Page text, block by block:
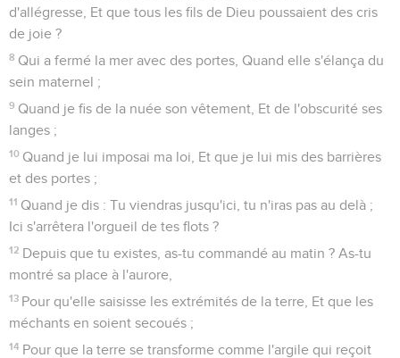
d'allégresse, Et que tous les fils de Dieu poussaient des cris
de joie ?
8 Qui a fermé la mer avec des portes, Quand elle s'élança du
sein maternel ;
9 Quand je fis de la nuée son vêtement, Et de l'obscurité ses
langes ;
10 Quand je lui imposai ma loi, Et que je lui mis des barrières
et des portes ;
11 Quand je dis : Tu viendras jusqu'ici, tu n'iras pas au delà ;
Ici s'arrêtera l'orgueil de tes flots ?
12 Depuis que tu existes, as-tu commandé au matin ? As-tu
montré sa place à l'aurore,
13 Pour qu'elle saisisse les extrémités de la terre, Et que les
méchants en soient secoués ;
14 Pour que la terre se transforme comme l'argile qui reçoit